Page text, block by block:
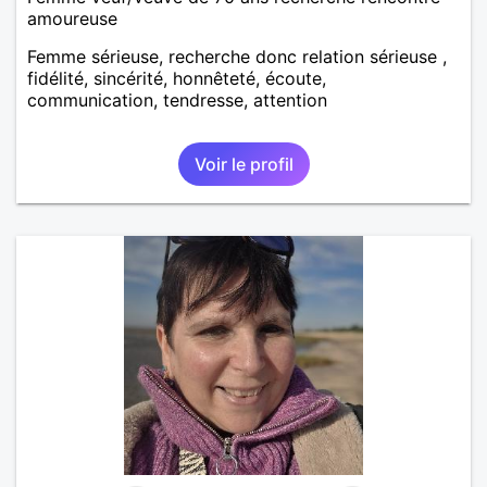
amoureuse
Femme sérieuse, recherche donc relation sérieuse ,
fidélité, sincérité, honnêteté, écoute,
communication, tendresse, attention
Voir le profil